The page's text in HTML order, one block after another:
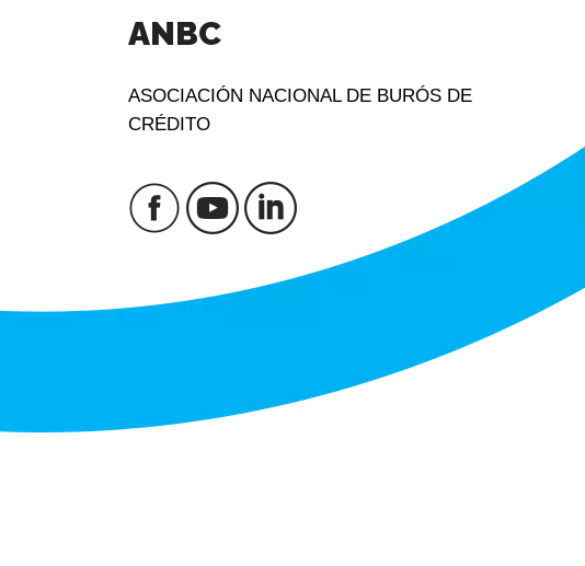
ANBC
ASOCIACIÓN NACIONAL DE BURÓS DE
CRÉDITO